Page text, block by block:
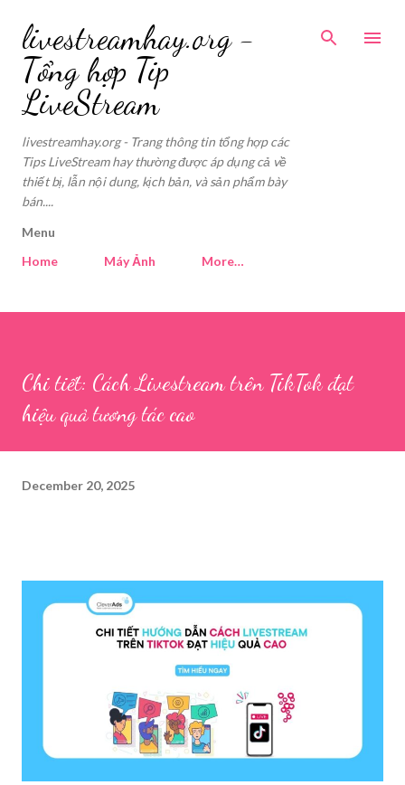
livestreamhay.org -
Tổng hợp Tip
LiveStream
livestreamhay.org - Trang thông tin tổng hợp các
Tips LiveStream hay thường được áp dụng cả về
thiết bị, lẫn nội dung, kịch bản, và sản phẩm bày
bán....
Menu
Home
Máy Ảnh More…
Chi tiết: Cách Livestream trên TikTok đạt
hiệu quả tương tác cao
December 20, 2025